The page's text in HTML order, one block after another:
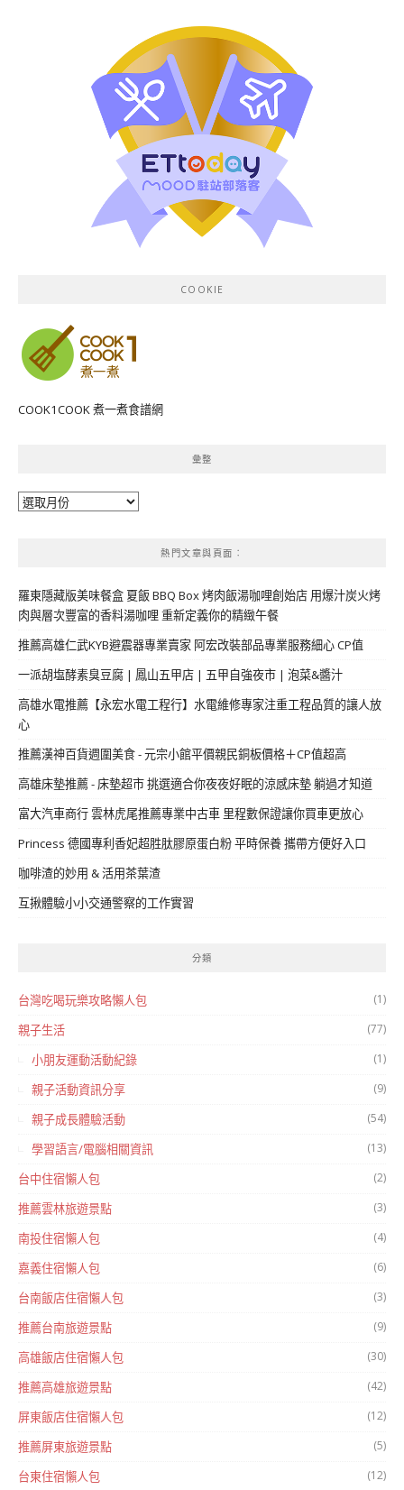
COOKIE
COOK1COOK 煮一煮食譜網
彙整
彙
熱門文章與頁面︰
羅東隱藏版美味餐盒 夏飯 BBQ Box 烤肉飯湯咖哩創始店 用爆汁炭火烤
肉與層次豐富的香料湯咖哩 重新定義你的精緻午餐
推薦高雄仁武KYB避震器專業賣家 阿宏改裝部品專業服務細心 CP值
一派胡塩酵素臭豆腐 | 鳳山五甲店 | 五甲自強夜市 | 泡菜&醬汁
高雄水電推薦【永宏水電工程行】水電維修專家注重工程品質的讓人放
心
推薦漢神百貨週圍美食 - 元宗小館平價親民銅板價格＋CP值超高
高雄床墊推薦 - 床墊超市 挑選適合你夜夜好眠的涼感床墊 躺過才知道
富大汽車商行 雲林虎尾推薦專業中古車 里程數保證讓你買車更放心
Princess 德國專利香妃超胜肽膠原蛋白粉 平時保養 攜帶方便好入口
咖啡渣的妙用 & 活用茶葉渣
互揪體驗小小交通警察的工作實習
分類
台灣吃喝玩樂攻略懶人包 (1)
親子生活 (77)
小朋友運動活動紀錄 (1)
親子活動資訊分享 (9)
親子成長體驗活動 (54)
學習語言/電腦相關資訊 (13)
台中住宿懶人包 (2)
推薦雲林旅遊景點 (3)
南投住宿懶人包 (4)
嘉義住宿懶人包 (6)
台南飯店住宿懶人包 (3)
推薦台南旅遊景點 (9)
高雄飯店住宿懶人包 (30)
推薦高雄旅遊景點 (42)
屏東飯店住宿懶人包 (12)
推薦屏東旅遊景點 (5)
台東住宿懶人包 (12)